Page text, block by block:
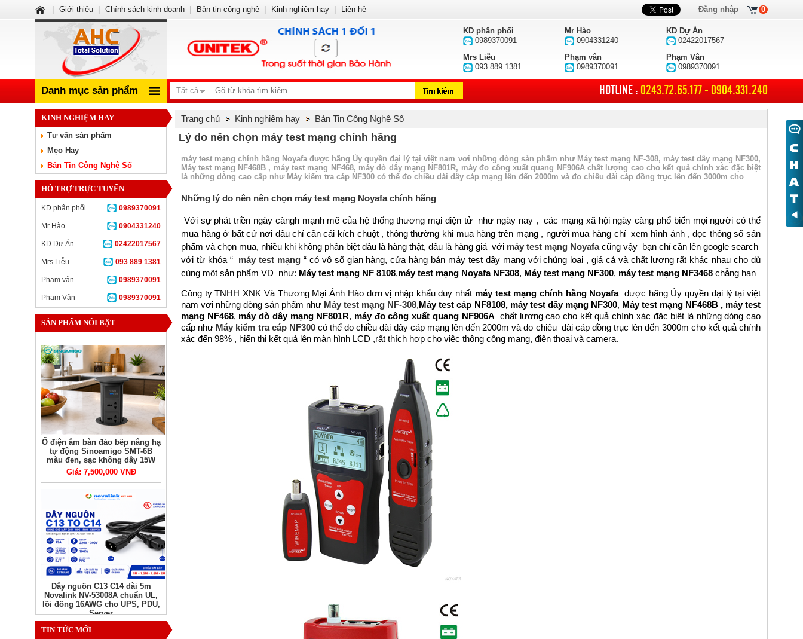
KD phân phối
0989370091
Mr Hào
0904331240
KD Dự Án
02422017567
Mrs Liễu
093 889 1381
Phạm vân
0989370091
Phạm Vân
0989370091
Danh mục sản phẩm Tất cả HOTLINE : 0243.72.65.177 - 0904.331.240
KINH NGHIỆM HAY
Tư vấn sản phẩm
Mẹo Hay
Bản Tin Công Nghệ Số
HỖ TRỢ TRỰC TUYẾN
0989370091
KD phân phối
0904331240
Mr Hào
02422017567
KD Dự Án
093 889 1381
Mrs Liễu
0989370091
Phạm vân
0989370091
Phạm Vân
SẢN PHẨM NỔI BẬT
Ổ điện âm bàn đảo bếp nâng hạ
tự động Sinoamigo SMT-6B
màu đen, sạc không dây 15W
Giá: 7,500,000 VNĐ
Dây nguồn C13 C14 dài 5m
Novalink NV-53008A chuẩn UL,
lõi đồng 16AWG cho UPS, PDU,
Server
Giá: Liên hệ
TIN TỨC MỚI
Trang chủ Kinh nghiệm hay Bản Tin Công Nghệ Số
Lý do nên chọn máy test mạng chính hãng
máy test mạng chính hãng Noyafa được hãng Ủy quyền đại l‎ý tại việt nam vơi những dòng sản phẩm như Máy test mạng NF-308, máy test dây mạng NF300,
Máy test mạng NF468B , máy test mạng NF468, máy dò dây mạng NF801R, máy đo công xuất quang NF906A chất lượng cao cho kết quả chính xác đặc biệt
là những dòng cao cấp như Máy kiểm tra cáp NF300 có thể đo chiều dài dây cáp mạng lên đến 2000m và đo chiêu dài cáp đồng trục lên đến 3000m cho
Những lý do nên nên chọn máy test mạng Noyafa chính hãng
Với sự phát triền ngày càngh mạnh mẽ của hệ thống thương mại điện tử như ngày nay , các mạng xã hội ngày càng phổ biến mọi người có thể
mua hàng ở bất cứ nơi đâu chỉ cần cái kích chuột , thông thường khi mua hàng trên mạng , người mua hàng chỉ xem hình ảnh , đọc thông số sản
phẩm và chọn mua, nhiều khi không phân biệt đâu là hàng thật, đâu là hàng giả với máy test mạng Noyafacũng vậy bạn chỉ cần lên google search
với từ khóa “ máy test mạng “ có vô số gian hàng, cửa hàng bán máy test dây mạng với chủng loại , giá cả và chất lượng rất khác nhau cho dù
cùng một sản phẩm VD như: Máy test mạng NF 8108,máy test mạng Noyafa NF308, Máy test mạng NF300, máy test mạng NF3468 chẵng hạn
Công ty TNHH XNK Và Thương Mại Ánh Hào đơn vị nhập khẩu duy nhất máy test mạng chính hãng Noyafa được hãng Ủy quyền đại lý tại việt
nam vơi những dòng sản phẩm như Máy test mạng NF-308,Máy test cáp NF8108, máy test dây mạng NF300, Máy test mạng NF468B , máy test
mạng NF468, máy dò dây mạng NF801R, máy đo công xuất quang NF906A chất lượng cao cho kết quả chính xác đặc biệt là những dòng cao
cấp như Máy kiểm tra cáp NF300 có thể đo chiều dài dây cáp mạng lên đến 2000m và đo chiêu dài cáp đồng trục lên đến 3000m cho kết quả chính
xác đến 98% , hiển thị kết quả lên màn hình LCD ,rất thích hợp cho việc thông công mạng, điện thoại và camera.
0
Đăng nhập
Giới thiệu Chính sách kinh doanh Bản tin công nghệ Kinh nghiệm hay Liên hệ